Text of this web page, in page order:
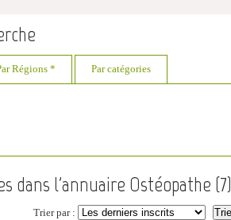
Régions * Par catégories
dans l'annuaire Ostéopathe (7)
Trier par :